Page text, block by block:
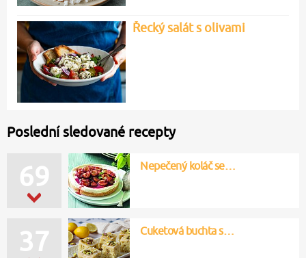
Řecký salát s olivami
Poslední sledované recepty
69 Nepečený koláč se…
37 Cuketová buchta s…